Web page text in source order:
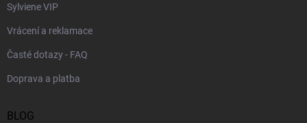
Sylviene VIP
Vrácení a reklamace
Časté dotazy - FAQ
Doprava a platba
BLOG